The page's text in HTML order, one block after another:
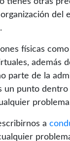
del
físicas
además
parte de la
un punto
a